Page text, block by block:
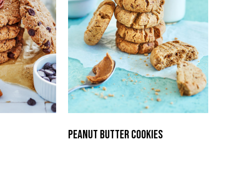
Peanut Butter Cookies